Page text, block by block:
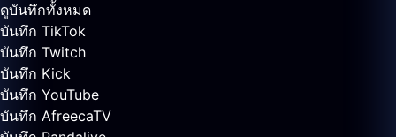
ดูบันทึกทั้งหมด
บันทึก TikTok
บันทึก Twitch
บันทึก Kick
บันทึก YouTube
บันทึก AfreecaTV